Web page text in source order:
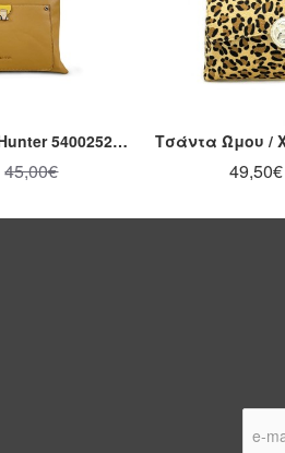
Τσάντα Χειρός Hunter 54002520 Ταμπά
45,00€ 49,50€
mail